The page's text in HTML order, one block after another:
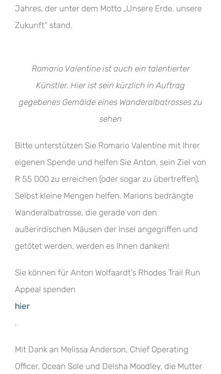
Jahres, der unter dem Motto „Unsere Erde, unsere
Zukunft“ stand.
Romario Valentine ist auch ein talentierter
Künstler. Hier ist sein kürzlich in Auftrag
gegebenes Gemälde eines Wanderalbatrosses zu
sehen
Bitte unterstützen Sie Romario Valentine mit Ihrer
eigenen Spende und helfen Sie Anton, sein Ziel von
R 55 000 zu erreichen (oder sogar zu übertreffen).
Selbst kleine Mengen helfen. Marions bedrängte
Wanderalbatrosse, die gerade von den
außerirdischen Mäusen der Insel angegriffen und
getötet werden, werden es Ihnen danken!
Sie können für Anton Wolfaardt’s Rhodes Trail Run
Appeal spenden
hier
.
Mit Dank an Melissa Anderson, Chief Operating
Officer, Ocean Sole und Delsha Moodley, die Mutter